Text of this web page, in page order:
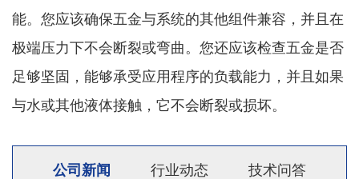
能。您应该确保五金与系统的其他组件兼容，并且在
极端压力下不会断裂或弯曲。您还应该检查五金是否
足够坚固，能够承受应用程序的负载能力，并且如果
与水或其他液体接触，它不会断裂或损坏。
公司新闻 行业动态 技术问答